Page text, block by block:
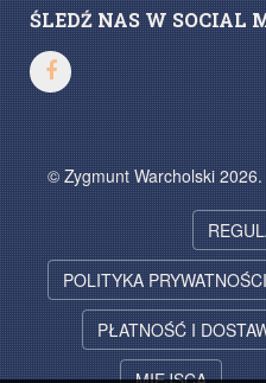
ŚLEDŹ NAS W SOCIAL
© Zygmunt Warcholski
POLITYKA
PŁATNOŚĆ I